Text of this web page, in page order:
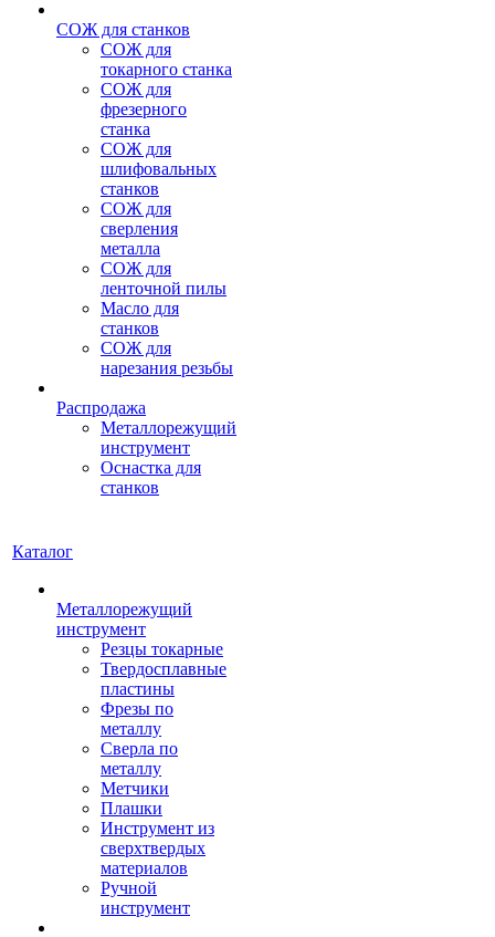
СОЖ для станков
СОЖ для
токарного станка
СОЖ для
фрезерного
станка
СОЖ для
шлифовальных
станков
СОЖ для
сверления
металла
СОЖ для
ленточной пилы
Масло для
станков
СОЖ для
нарезания резьбы
Распродажа
Металлорежущий
инструмент
Оснастка для
станков
Каталог
Металлорежущий
инструмент
Резцы токарные
Твердосплавные
пластины
Фрезы по
металлу
Сверла по
металлу
Метчики
Плашки
Инструмент из
сверхтвердых
материалов
Ручной
инструмент